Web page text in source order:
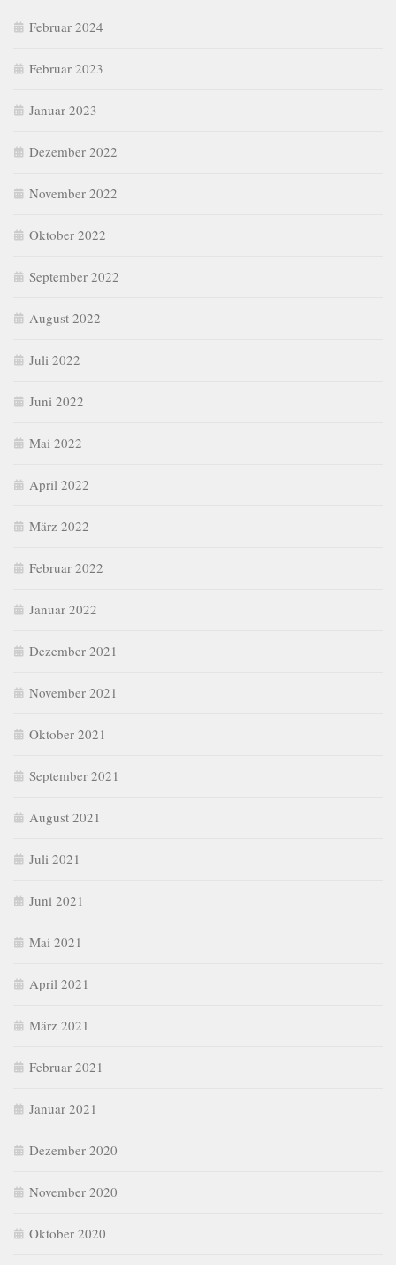
Februar 2024
Februar 2023
Januar 2023
Dezember 2022
November 2022
Oktober 2022
September 2022
August 2022
Juli 2022
Juni 2022
Mai 2022
April 2022
März 2022
Februar 2022
Januar 2022
Dezember 2021
November 2021
Oktober 2021
September 2021
August 2021
Juli 2021
Juni 2021
Mai 2021
April 2021
März 2021
Februar 2021
Januar 2021
Dezember 2020
November 2020
Oktober 2020